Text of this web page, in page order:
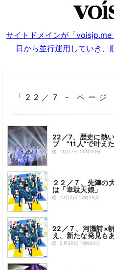
サイトドメインが「voisjp.me
日から並行運用していき、
「22／7 - ページ
22／7、歴史に熱
ブ “11人”で叶え
11月17日 00時00分
２２／７、先陣の
は「韋駄天娘」
10月2日 12時28分
22／７、河瀬詩×
え、新たな発見も
9月30日 18時00分